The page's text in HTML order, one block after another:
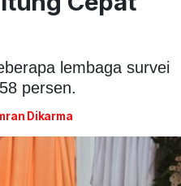
lembaga survei
persen.
Dikarma